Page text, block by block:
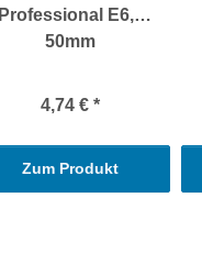
Professional E6,3
50mm
4,74 € *
Zum Produkt